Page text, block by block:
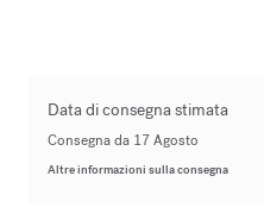
Data di consegna stimata
Consegna da 17 Agosto
Altre informazioni sulla consegna